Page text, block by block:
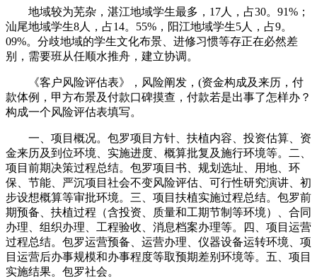
地域较为芜杂，湛江地域学生最多，17人，占30。91%；
汕尾地域学生8人，占14。55%，阳江地域学生5人，占9。
09%。分歧地域的学生文化布景、进修习惯等存正在必然差
别，需要班从任顺水推舟，建立协调。
《客户风险评估表》，风险阐发，(资金构成及来历，付
款体例，甲方布景及付款口碑摸查，付款若是出事了怎样办？
构成一个风险评估表填写。
一、项目概况。包罗项目方针、扶植内容、投资估算、资
金来历及到位环境、实施进度、概算批复及施行环境等。二、
项目前期决策过程总结。包罗项目书、规划选址、用地、环
保、节能、严沉项目社会不变风险评估、可行性研究演讲、初
步设想概算等审批环境。三、项目扶植实施过程总结。包罗前
期预备、扶植过程（含投资、质量和工期节制等环境）、合同
办理、组织办理、工程验收、消息档案办理等。四、项目运营
过程总结。包罗运营预备、运营办理、仪器设备运转环境、项
目运营后办事规模和办事程度等取预期差别环境等。五、项目
实施结果。包罗社会。